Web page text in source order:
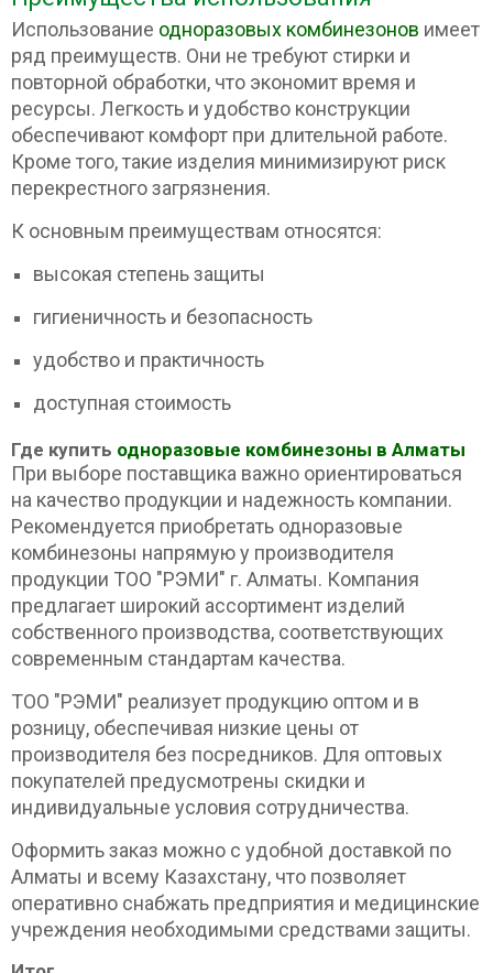
Использование одноразовых комбинезонов имеет
ряд преимуществ. Они не требуют стирки и
повторной обработки, что экономит время и
ресурсы. Легкость и удобство конструкции
обеспечивают комфорт при длительной работе.
Кроме того, такие изделия минимизируют риск
перекрестного загрязнения.
К основным преимуществам относятся:
высокая степень защиты
гигиеничность и безопасность
удобство и практичность
доступная стоимость
Где купить одноразовые комбинезоны в Алматы
При выборе поставщика важно ориентироваться
на качество продукции и надежность компании.
Рекомендуется приобретать одноразовые
комбинезоны напрямую у производителя
продукции ТОО "РЭМИ" г. Алматы. Компания
предлагает широкий ассортимент изделий
собственного производства, соответствующих
современным стандартам качества.
ТОО "РЭМИ" реализует продукцию оптом и в
розницу, обеспечивая низкие цены от
производителя без посредников. Для оптовых
покупателей предусмотрены скидки и
индивидуальные условия сотрудничества.
Оформить заказ можно с удобной доставкой по
Алматы и всему Казахстану, что позволяет
оперативно снабжать предприятия и медицинские
учреждения необходимыми средствами защиты.